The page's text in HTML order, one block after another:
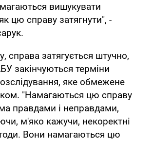
вишукувати
цю справу затягнути", -
справа затягується штучно,
закінчуються терміни
яке обмежене
"Намагаються цю справу
правдами і неправдами,
м'яко кажучи, некоректні
Вони намагаються цю